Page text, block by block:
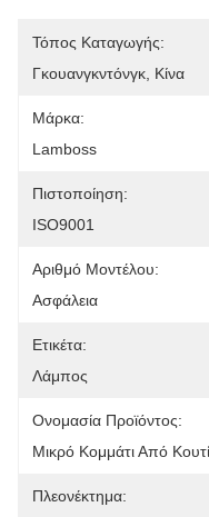
Τόπος Καταγωγής:
Γκουανγκντόνγκ, Κίνα
Μάρκα:
Lamboss
Πιστοποίηση:
ISO9001
Αριθμό Μοντέλου:
Ασφάλεια
Ετικέτα:
Λάμπος
Ονομασία Προϊόντος:
Μικρό Κομμάτι Από Κουτί.
Πλεονέκτημα: